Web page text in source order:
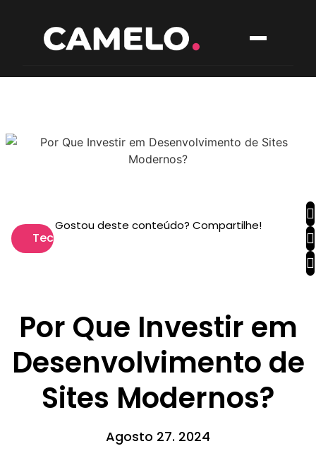
Tech
Gostou deste conteúdo? Compartilhe!
Por Que Investir em
Desenvolvimento de
Sites Modernos?
Agosto 27. 2024